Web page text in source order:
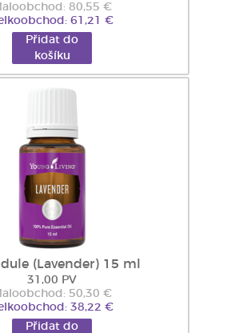
80,55 €
61,21 €
Přidat do
košíku
(Lavender) 15 ml
31,00 PV
50,30 €
38,22 €
Přidat do